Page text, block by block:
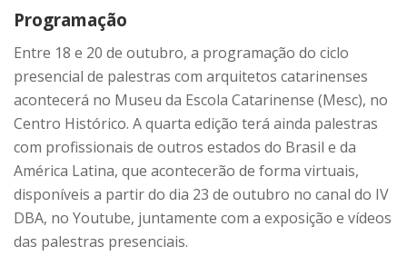
Programação
Entre 18 e 20 de outubro, a programação do ciclo
presencial de palestras com arquitetos catarinenses
acontecerá no Museu da Escola Catarinense (Mesc), no
Centro Histórico. A quarta edição terá ainda palestras
com profissionais de outros estados do Brasil e da
América Latina, que acontecerão de forma virtuais,
disponíveis a partir do dia 23 de outubro no canal do IV
DBA, no Youtube, juntamente com a exposição e vídeos
das palestras presenciais.